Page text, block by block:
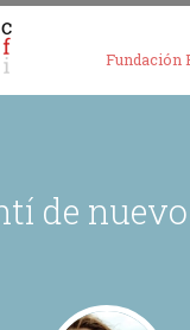
Fundación
de